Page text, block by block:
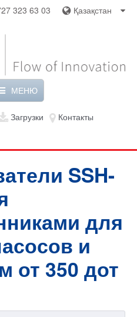
Қазақстан
323 63 03
МЕНЮ
Загрузки
Контакты
SSH-
для
и
от 350 дот